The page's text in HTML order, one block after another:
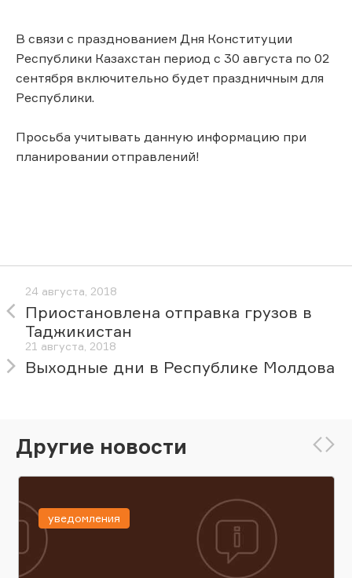
В связи с празднованием Дня Конституции
Республики Казахстан период с 30 августа по 02
сентября включительно будет праздничным для
Республики.
Просьба учитывать данную информацию при
планировании отправлений!
24 августа, 2018
Приостановлена отправка грузов в
Таджикистан
21 августа, 2018
Выходные дни в Республике Молдова
Другие новости
уведомления